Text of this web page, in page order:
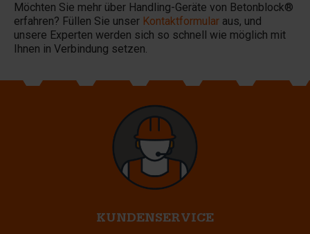
Möchten Sie mehr über Handling-Geräte von Betonblock®
erfahren? Füllen Sie unser Kontaktformular aus, und
unsere Experten werden sich so schnell wie möglich mit
Ihnen in Verbindung setzen.
KUNDENSERVICE